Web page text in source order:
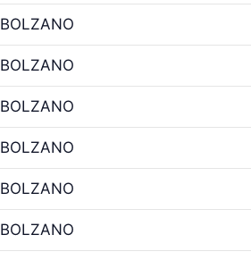
BOLZANO
BOLZANO
BOLZANO
BOLZANO
BOLZANO
BOLZANO